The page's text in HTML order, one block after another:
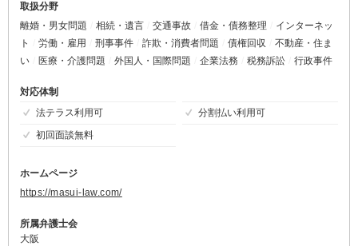
取扱分野
離婚・男女問題
相続・遺言 交通事故 借金・債務整理
インターネッ
ト
労働・雇用 刑事事件 詐欺・消費者問題 債権回収
不動産・住ま
い
医療・介護問題 外国人・国際問題 企業法務 税務訴訟 行政事件
対応体制
法テラス利用可
分割払い利用可
初回面談無料
ホームページ
https://masui-law.com/
所属弁護士会
大阪